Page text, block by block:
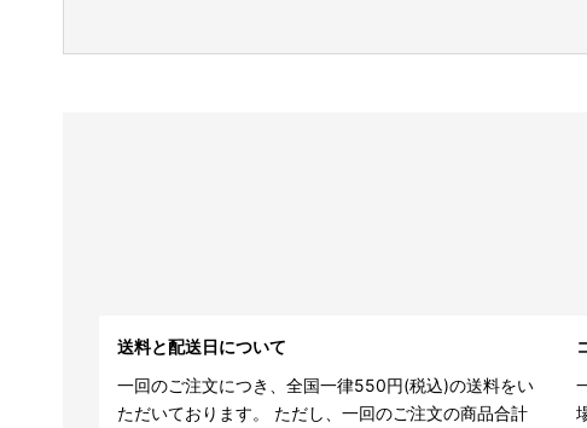
送料と配送日について
一回のご注文につき、全国一律550円(税込)の送料をい
ただいております。 ただし、一回のご注文の商品合計